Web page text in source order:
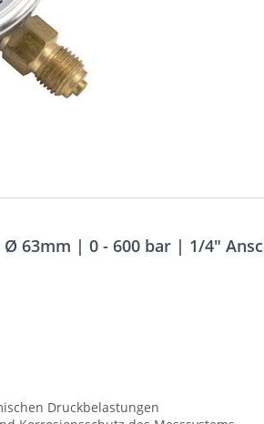
63mm | 0 - 600 bar | 1/4"
Druckbelastungen